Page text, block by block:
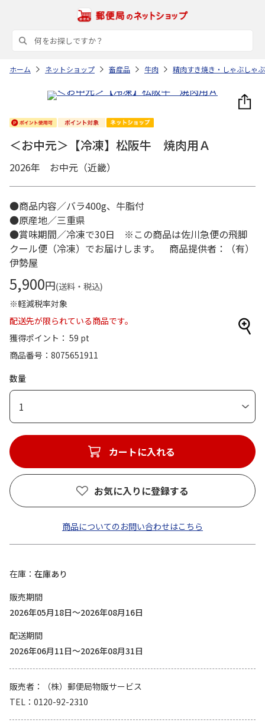
ホーム ネットショップ 畜産品 牛肉 精肉すき焼き・しゃぶしゃ
＜お中元＞【冷凍】松阪牛 焼肉用Ａ
2026年 お中元（近畿）
●商品内容／バラ400g、牛脂付
●原産地／三重県
●賞味期間／冷凍で30日 ※この商品は佐川急便の飛脚
クール便（冷凍）でお届けします。 商品提供者：（有）
伊勢屋
5,900円(送料・税込)
※軽減税率対象
配送先が限られている商品です。
獲得ポイント： 59 pt
商品番号
8075651911
数量
1
カートに入れる
お気に入りに登録する
商品についてのお問い合わせはこちら
在庫
在庫あり
販売期間
2026年05月18日～2026年08月16日
配送期間
2026年06月11日～2026年08月31日
販売者
（株）郵便局物販サービス
TEL
0120-92-2310